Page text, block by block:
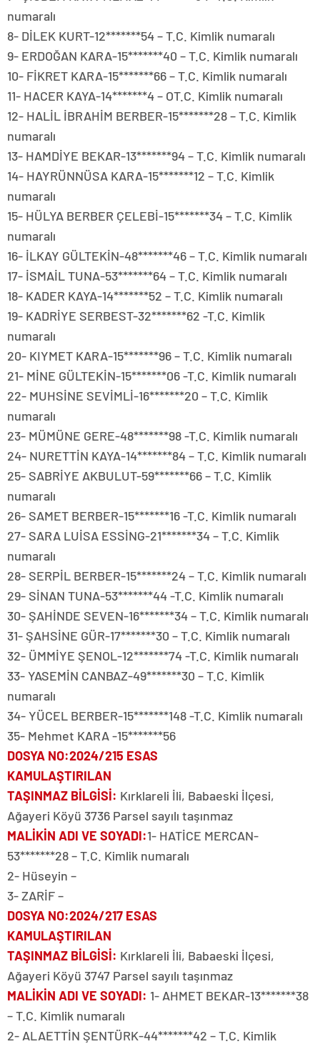
numaralı
8- DİLEK KURT-12*******54 – T.C. Kimlik numaralı
9- ERDOĞAN KARA-15*******40 – T.C. Kimlik numaralı
10- FİKRET KARA-15*******66 – T.C. Kimlik numaralı
11- HACER KAYA-14*******4 – OT.C. Kimlik numaralı
12- HALİL İBRAHİM BERBER-15*******28 – T.C. Kimlik
numaralı
13- HAMDİYE BEKAR-13*******94 – T.C. Kimlik numaralı
14- HAYRÜNNÜSA KARA-15*******12 – T.C. Kimlik
numaralı
15- HÜLYA BERBER ÇELEBİ-15*******34 – T.C. Kimlik
numaralı
16- İLKAY GÜLTEKİN-48*******46 – T.C. Kimlik numaralı
17- İSMAİL TUNA-53*******64 – T.C. Kimlik numaralı
18- KADER KAYA-14*******52 – T.C. Kimlik numaralı
19- KADRİYE SERBEST-32*******62 -T.C. Kimlik
numaralı
20- KIYMET KARA-15*******96 – T.C. Kimlik numaralı
21- MİNE GÜLTEKİN-15*******06 -T.C. Kimlik numaralı
22- MUHSİNE SEVİMLİ-16*******20 – T.C. Kimlik
numaralı
23- MÜMÜNE GERE-48*******98 -T.C. Kimlik numaralı
24- NURETTİN KAYA-14*******84 – T.C. Kimlik numaralı
25- SABRİYE AKBULUT-59*******66 – T.C. Kimlik
numaralı
26- SAMET BERBER-15*******16 -T.C. Kimlik numaralı
27- SARA LUİSA ESSİNG-21*******34 – T.C. Kimlik
numaralı
28- SERPİL BERBER-15*******24 – T.C. Kimlik numaralı
29- SİNAN TUNA-53*******44 -T.C. Kimlik numaralı
30- ŞAHİNDE SEVEN-16*******34 – T.C. Kimlik numaralı
31- ŞAHSİNE GÜR-17*******30 – T.C. Kimlik numaralı
32- ÜMMİYE ŞENOL-12*******74 -T.C. Kimlik numaralı
33- YASEMİN CANBAZ-49*******30 – T.C. Kimlik
numaralı
34- YÜCEL BERBER-15*******148 -T.C. Kimlik numaralı
35- Mehmet KARA -15*******56
DOSYA NO:2024/215 ESAS
KAMULAŞTIRILAN
TAŞINMAZ BİLGİSİ: Kırklareli İli, Babaeski İlçesi,
Ağayeri Köyü 3736 Parsel sayılı taşınmaz
MALİKİN ADI VE SOYADI:1- HATİCE MERCAN-
53*******28 – T.C. Kimlik numaralı
2- Hüseyin –
3- ZARİF –
DOSYA NO:2024/217 ESAS
KAMULAŞTIRILAN
TAŞINMAZ BİLGİSİ: Kırklareli İli, Babaeski İlçesi,
Ağayeri Köyü 3747 Parsel sayılı taşınmaz
MALİKİN ADI VE SOYADI: 1- AHMET BEKAR-13*******38
– T.C. Kimlik numaralı
2- ALAETTİN ŞENTÜRK-44*******42 – T.C. Kimlik